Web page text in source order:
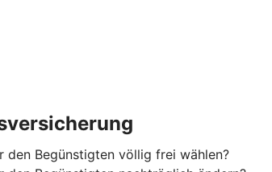
den Begünstigten völlig frei wählen?